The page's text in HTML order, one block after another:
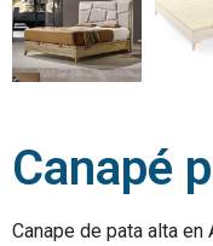
Canapé
Canape de pata alta